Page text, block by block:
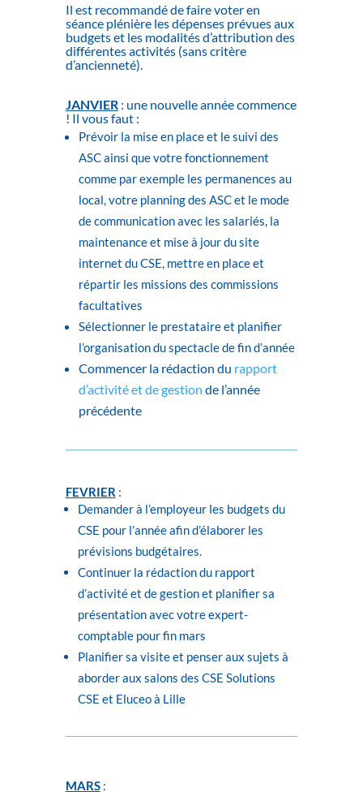
Il est recommandé de faire voter en
séance plénière les dépenses prévues aux
budgets et les modalités d’attribution des
différentes activités (sans critère
d’ancienneté).
JANVIER: une nouvelle année commence
! Il vous faut :
Prévoir la mise en place et le suivi des
ASC ainsi que votre fonctionnement
comme par exemple les permanences au
local, votre planning des ASC et le mode
de communication avec les salariés, la
maintenance et mise à jour du site
internet du CSE, mettre en place et
répartir les missions des commissions
facultatives
Sélectionner le prestataire et planifier
l’organisation du spectacle de fin d’année
Commencer la rédaction du rapport
d’activité et de gestion de l’année
précédente
FEVRIER :
Demander à l’employeur les budgets du
CSE pour l’année afin d’élaborer les
prévisions budgétaires.
Continuer la rédaction du rapport
d’activité et de gestion et planifier sa
présentation avec votre expert-
comptable pour fin mars
Planifier sa visite et penser aux sujets à
aborder aux salons des CSE Solutions
CSE et Eluceo à Lille
MARS: